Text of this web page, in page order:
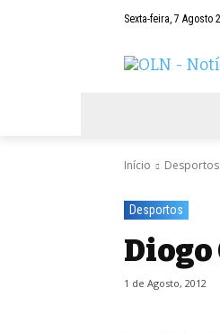
Sexta-feira, 7 Agosto
Início Desportos
Desportos
Diogo
1 de Agosto, 2012